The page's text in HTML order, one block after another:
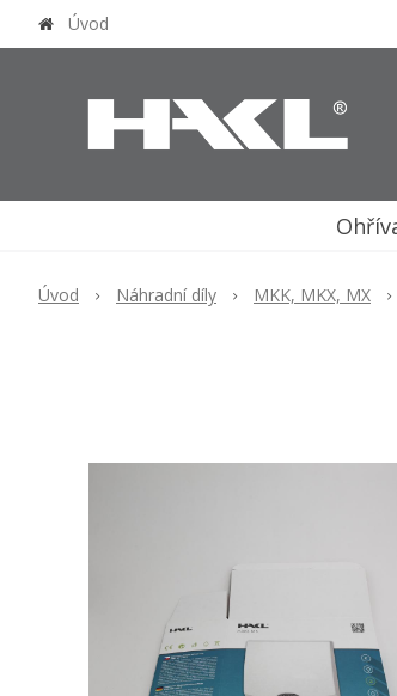
Úvod
Úvod Náhradní díly MKK, MKX, MX